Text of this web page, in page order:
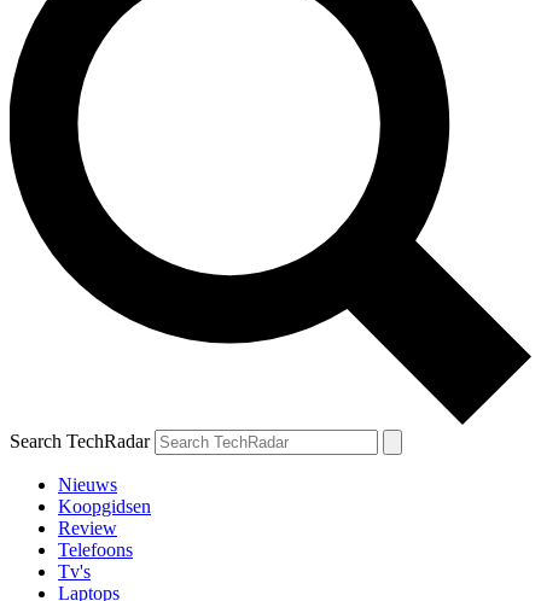
Search TechRadar
Nieuws
Koopgidsen
Review
Telefoons
Tv's
Laptops